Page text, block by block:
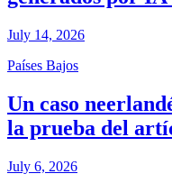
July 14, 2026
Países Bajos
Un caso
la prueba del
July 6, 2026